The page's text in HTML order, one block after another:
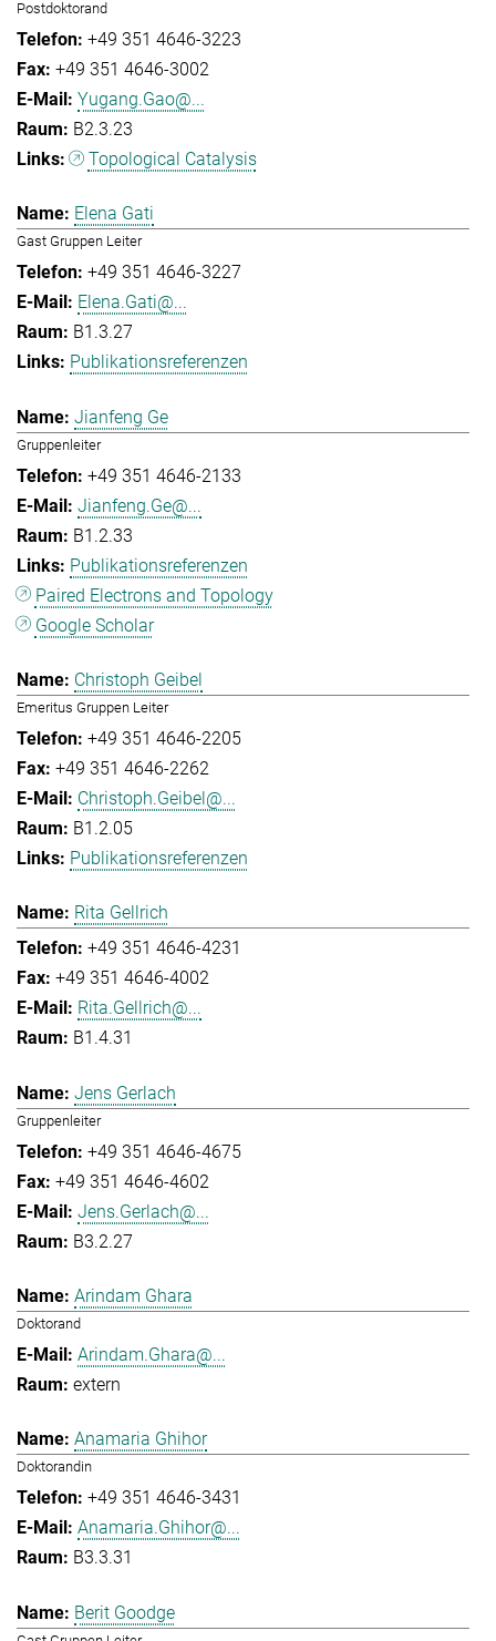
Postdoktorand
+49 351 4646-3223
+49 351 4646-3002
Yugang.Gao@...
B2.3.23
Topological Catalysis
Elena Gati
Gast Gruppen Leiter
+49 351 4646-3227
Elena.Gati@...
B1.3.27
Publikationsreferenzen
Jianfeng Ge
Gruppenleiter
+49 351 4646-2133
Jianfeng.Ge@...
B1.2.33
Publikationsreferenzen
Paired Electrons and Topology
Google Scholar
Christoph Geibel
Emeritus Gruppen Leiter
+49 351 4646-2205
+49 351 4646-2262
Christoph.Geibel@...
B1.2.05
Publikationsreferenzen
Rita Gellrich
+49 351 4646-4231
+49 351 4646-4002
Rita.Gellrich@...
B1.4.31
Jens Gerlach
Gruppenleiter
+49 351 4646-4675
+49 351 4646-4602
Jens.Gerlach@...
B3.2.27
Arindam Ghara
Doktorand
Arindam.Ghara@...
extern
Anamaria Ghihor
Doktorandin
+49 351 4646-3431
Anamaria.Ghihor@...
B3.3.31
Berit Goodge